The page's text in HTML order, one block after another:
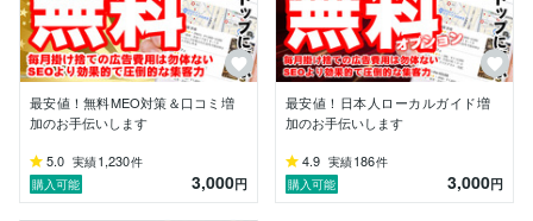
最安値！無料MEO対策＆口コミ増
加のお手伝いします
5.0 実績1,230件
購入可能
3,000円
最安値！日本人ローカルガイド増
加のお手伝いします
4.9 実績186件
購入可能
3,000円